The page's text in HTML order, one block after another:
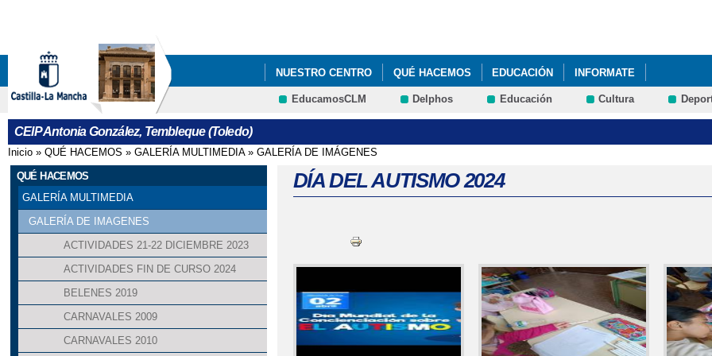
NUESTRO CENTRO QUÉ HACEMOS EDUCACIÓN INFORMATE
EducamosCLM Delphos Educación Cultura
CEIP Antonia González, Tembleque (Toledo)
Se encuentra usted aquí
Inicio » QUÉ HACEMOS » GALERÍA MULTIMEDIA» GALERÍA DE IMÁGENES
QUÉ HACEMOS
GALERÍA MULTIMEDIA
GALERÍA DE IMAGENES
ACTIVIDADES 21-22 DICIEMBRE 2023
ACTIVIDADES FIN DE CURSO 2024
BELENES 2019
CARNAVALES 2009
CARNAVALES 2010
DÍA DEL AUTISMO 2024